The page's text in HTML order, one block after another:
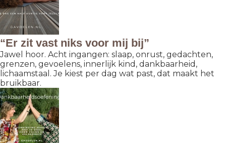
“Er zit vast niks voor mij bij”
Jawel hoor. Acht ingangen: slaap, onrust, gedachten,
grenzen, gevoelens, innerlijk kind, dankbaarheid,
lichaamstaal. Je kiest per dag wat past, dat maakt het
bruikbaar.